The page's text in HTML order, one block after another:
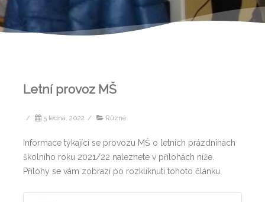
Letní provoz MŠ
/ 5 ledna, 2022 / Různé
Informace týkající se provozu MŠ o letních prázdninách
školního roku 2021/22 naleznete v přílohách níže.
Přílohy se vám zobrazí po rozkliknutí tohoto článku.